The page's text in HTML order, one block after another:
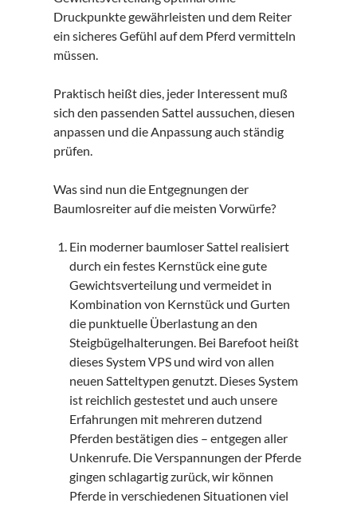
Druckpunkte gewährleisten und dem Reiter
ein sicheres Gefühl auf dem Pferd vermitteln
müssen.
Praktisch heißt dies, jeder Interessent muß
sich den passenden Sattel aussuchen, diesen
anpassen und die Anpassung auch ständig
prüfen.
Was sind nun die Entgegnungen der
Baumlosreiter auf die meisten Vorwürfe?
Ein moderner baumloser Sattel realisiert
durch ein festes Kernstück eine gute
Gewichtsverteilung und vermeidet in
Kombination von Kernstück und Gurten
die punktuelle Überlastung an den
Steigbügelhalterungen. Bei Barefoot heißt
dieses System VPS und wird von allen
neuen Satteltypen genutzt. Dieses System
ist reichlich gestestet und auch unsere
Erfahrungen mit mehreren dutzend
Pferden bestätigen dies – entgegen aller
Unkenrufe. Die Verspannungen der Pferde
gingen schlagartig zurück, wir können
Pferde in verschiedenen Situationen viel